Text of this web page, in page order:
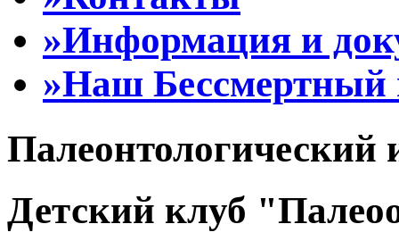
»Информация и
»Наш Бессмертный
Палеонтологический
Детский клуб